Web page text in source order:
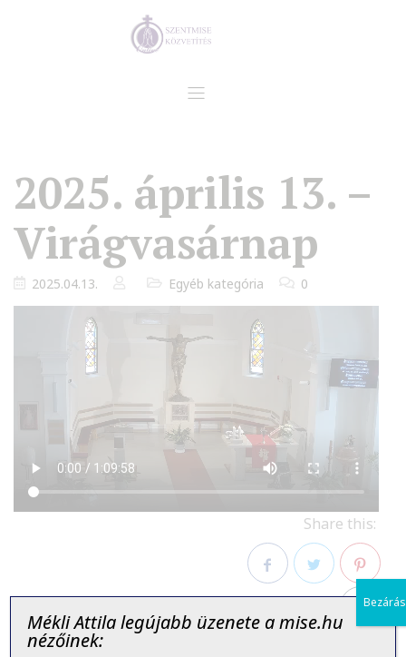
2025. április 13. –
Virágvasárnap
2025.04.13. Egyéb kategória 0
Share this:
Pinterest
Mékli Attila legújabb üzenete a mise.hu
nézőinek:
Bezárás